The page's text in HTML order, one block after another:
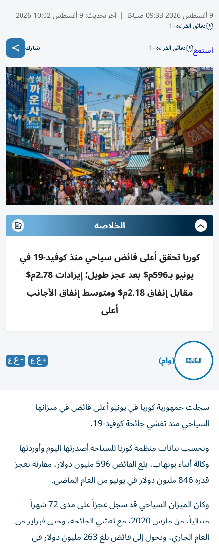
9 أغسطس 2026 09:33 صباحًا | آخر تحديث:9 أغسطس 10:02 2026
دقائق القراءة - 1
استمع دقائق القراءة - 1 شارك
الخلاصه
كوريا تحقق أعلى فائض سياحي منذ كوفيد-19 في
يونيو بـ596م$ بعد عجز طويل؛ إيرادات 2.78م$
مقابل إنفاق 2.18م$ ومتوسط إنفاق الأجانب
أعلى
(وام)
سجلت جمهورية كوريا في يونيو أعلى فائض في ميزانها
السياحي منذ تفشي جائحة كوفيد-19.
وبحسب بيانات منظمة كوريا للسياحة أصدرتها اليوم وأوردتها
وكالة أنباء يونهاب، بلغ الفائض 596 مليون دولار، مقارنة بعجز
قدره 846 مليون دولار في يونيو من العام الماضي.
وكان الميزان السياحي قد سجل عجزاً على مدى 72 شهراً
متتالياً، من مارس 2020، مع تفشي الجائحة، وحتى فبراير من
العام الجاري، وتحول إلى فائض بلغ 263 مليون دولار في